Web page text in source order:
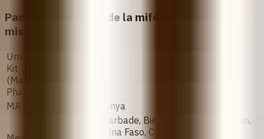
Pack combiné avec de la mifépristone et du
misoprostol
Unwanted-
Kit
(Mankind
Pharma)
MA Kare Ouganda, Kenya
Argentine, Barbade, Biélorussie, Belize, Bénin,
Bolivie, Burkina Faso, Cambodge, Éthiopie,